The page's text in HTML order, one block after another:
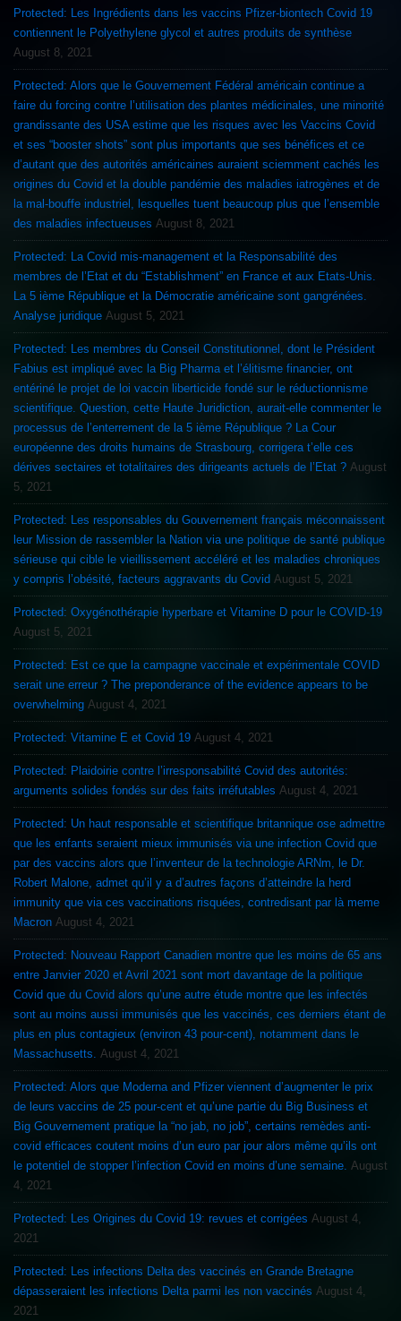
Protected: Les Ingrédients dans les vaccins Pfizer-biontech Covid 19
contiennent le Polyethylene glycol et autres produits de synthèse
August 8, 2021
Protected: Alors que le Gouvernement Fédéral américain continue a
faire du forcing contre l’utilisation des plantes médicinales, une minorité
grandissante des USA estime que les risques avec les Vaccins Covid
et ses “booster shots” sont plus importants que ses bénéfices et ce
d’autant que des autorités américaines auraient sciemment cachés les
origines du Covid et la double pandémie des maladies iatrogènes et de
la mal-bouffe industriel, lesquelles tuent beaucoup plus que l’ensemble
des maladies infectueuses August 8, 2021
Protected: La Covid mis-management et la Responsabilité des
membres de l’Etat et du “Establishment” en France et aux Etats-Unis.
La 5 ième République et la Démocratie américaine sont gangrénées.
Analyse juridique August 5, 2021
Protected: Les membres du Conseil Constitutionnel, dont le Président
Fabius est impliqué avec la Big Pharma et l’élitisme financier, ont
entériné le projet de loi vaccin liberticide fondé sur le réductionnisme
scientifique. Question, cette Haute Juridiction, aurait-elle commenter le
processus de l’enterrement de la 5 ième République ? La Cour
européenne des droits humains de Strasbourg, corrigera t’elle ces
dérives sectaires et totalitaires des dirigeants actuels de l’Etat ? August
5, 2021
Protected: Les responsables du Gouvernement français méconnaissent
leur Mission de rassembler la Nation via une politique de santé publique
sérieuse qui cible le vieillissement accéléré et les maladies chroniques
y compris l’obésité, facteurs aggravants du Covid August 5, 2021
Protected: Oxygénothérapie hyperbare et Vitamine D pour le COVID-19
August 5, 2021
Protected: Est ce que la campagne vaccinale et expérimentale COVID
serait une erreur ? The preponderance of the evidence appears to be
overwhelming August 4, 2021
Protected: Vitamine E et Covid 19 August 4, 2021
Protected: Plaidoirie contre l’irresponsabilité Covid des autorités:
arguments solides fondés sur des faits irréfutables August 4, 2021
Protected: Un haut responsable et scientifique britannique ose admettre
que les enfants seraient mieux immunisés via une infection Covid que
par des vaccins alors que l’inventeur de la technologie ARNm, le Dr.
Robert Malone, admet qu’il y a d’autres façons d’atteindre la herd
immunity que via ces vaccinations risquées, contredisant par là meme
Macron August 4, 2021
Protected: Nouveau Rapport Canadien montre que les moins de 65 ans
entre Janvier 2020 et Avril 2021 sont mort davantage de la politique
Covid que du Covid alors qu’une autre étude montre que les infectés
sont au moins aussi immunisés que les vaccinés, ces derniers étant de
plus en plus contagieux (environ 43 pour-cent), notamment dans le
Massachusetts.
August 4, 2021
Protected: Alors que Moderna and Pfizer viennent d’augmenter le prix
de leurs vaccins de 25 pour-cent et qu’une partie du Big Business et
Big Gouvernement pratique la “no jab, no job”, certains remèdes anti-
covid efficaces coutent moins d’un euro par jour alors même qu’ils ont
le potentiel de stopper l’infection Covid en moins d’une semaine. August
4, 2021
Protected: Les Origines du Covid 19: revues et corrigées August 4,
2021
Protected: Les infections Delta des vaccinés en Grande Bretagne
dépasseraient les infections Delta parmi les non vaccinés August 4,
2021